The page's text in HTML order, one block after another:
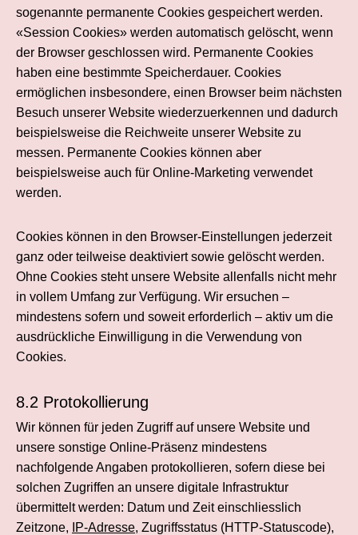
sogenannte permanente Cookies gespeichert werden.
«Session Cookies» werden automatisch gelöscht, wenn
der Browser geschlossen wird. Permanente Cookies
haben eine bestimmte Speicherdauer. Cookies
ermöglichen insbesondere, einen Browser beim nächsten
Besuch unserer Website wiederzuerkennen und dadurch
beispielsweise die Reichweite unserer Website zu
messen. Permanente Cookies können aber
beispielsweise auch für Online-Marketing verwendet
werden.
Cookies können in den Browser-Einstellungen jederzeit
ganz oder teilweise deaktiviert sowie gelöscht werden.
Ohne Cookies steht unsere Website allenfalls nicht mehr
in vollem Umfang zur Verfügung. Wir ersuchen –
mindestens sofern und soweit erforderlich – aktiv um die
ausdrückliche Einwilligung in die Verwendung von
Cookies.
8.2 Protokollierung
Wir können für jeden Zugriff auf unsere Website und
unsere sonstige Online-Präsenz mindestens
nachfolgende Angaben protokollieren, sofern diese bei
solchen Zugriffen an unsere digitale Infrastruktur
übermittelt werden: Datum und Zeit einschliesslich
Zeitzone,
IP-Adresse, Zugriffsstatus (HTTP-Statuscode),